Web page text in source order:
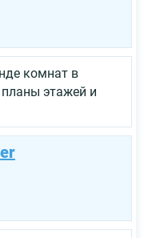
комнат в
этажей и